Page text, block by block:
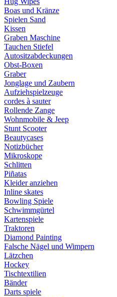
Boas und Kränze
Spielen Sand
Kissen
Graben Maschine
Tauchen Stiefel
Autositzabdeckungen
Obst-Boxen
Graber
Jonglage und Zaubern
Aufziehspielzeuge
cordes à sauter
Rollende Zange
Wohnmobile & Jeep
Stunt Scooter
Beautycases
Notizbücher
Mikroskope
Schlitten
Piñatas
Kleider anziehen
Inline skates
Bowling Spiele
Schwimmgürtel
Kartenspiele
Traktoren
Diamond Painting
Falsche Nägel und Wimpern
Lätzchen
Hockey
Tischtextilien
Bänder
Darts spiele